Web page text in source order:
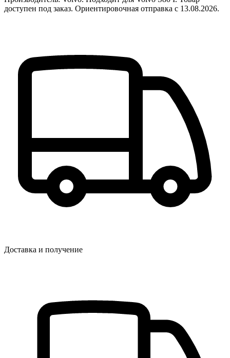
доступен под заказ. Ориентировочная отправка с 13.08.2026.
Доставка и получение